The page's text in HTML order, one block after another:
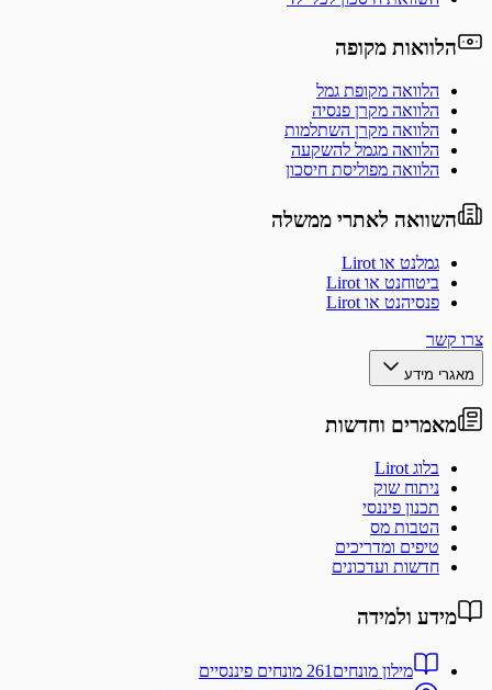
הלוואות מקופה
הלוואה מקופת גמל
הלוואה מקרן פנסיה
הלוואה מקרן השתלמות
הלוואה מגמל להשקעה
הלוואה מפוליסת חיסכון
השוואה לאתרי ממשלה
גמלנט או Lirot
ביטוחנט או Lirot
פנסיהנט או Lirot
צרו קשר
מאגרי מידע
מאמרים וחדשות
בלוג Lirot
ניתוח שוק
תכנון פיננסי
הטבות מס
טיפים ומדריכים
חדשות ועדכונים
מידע ולמידה
מילון מונחים 261 מונחים פיננסיים